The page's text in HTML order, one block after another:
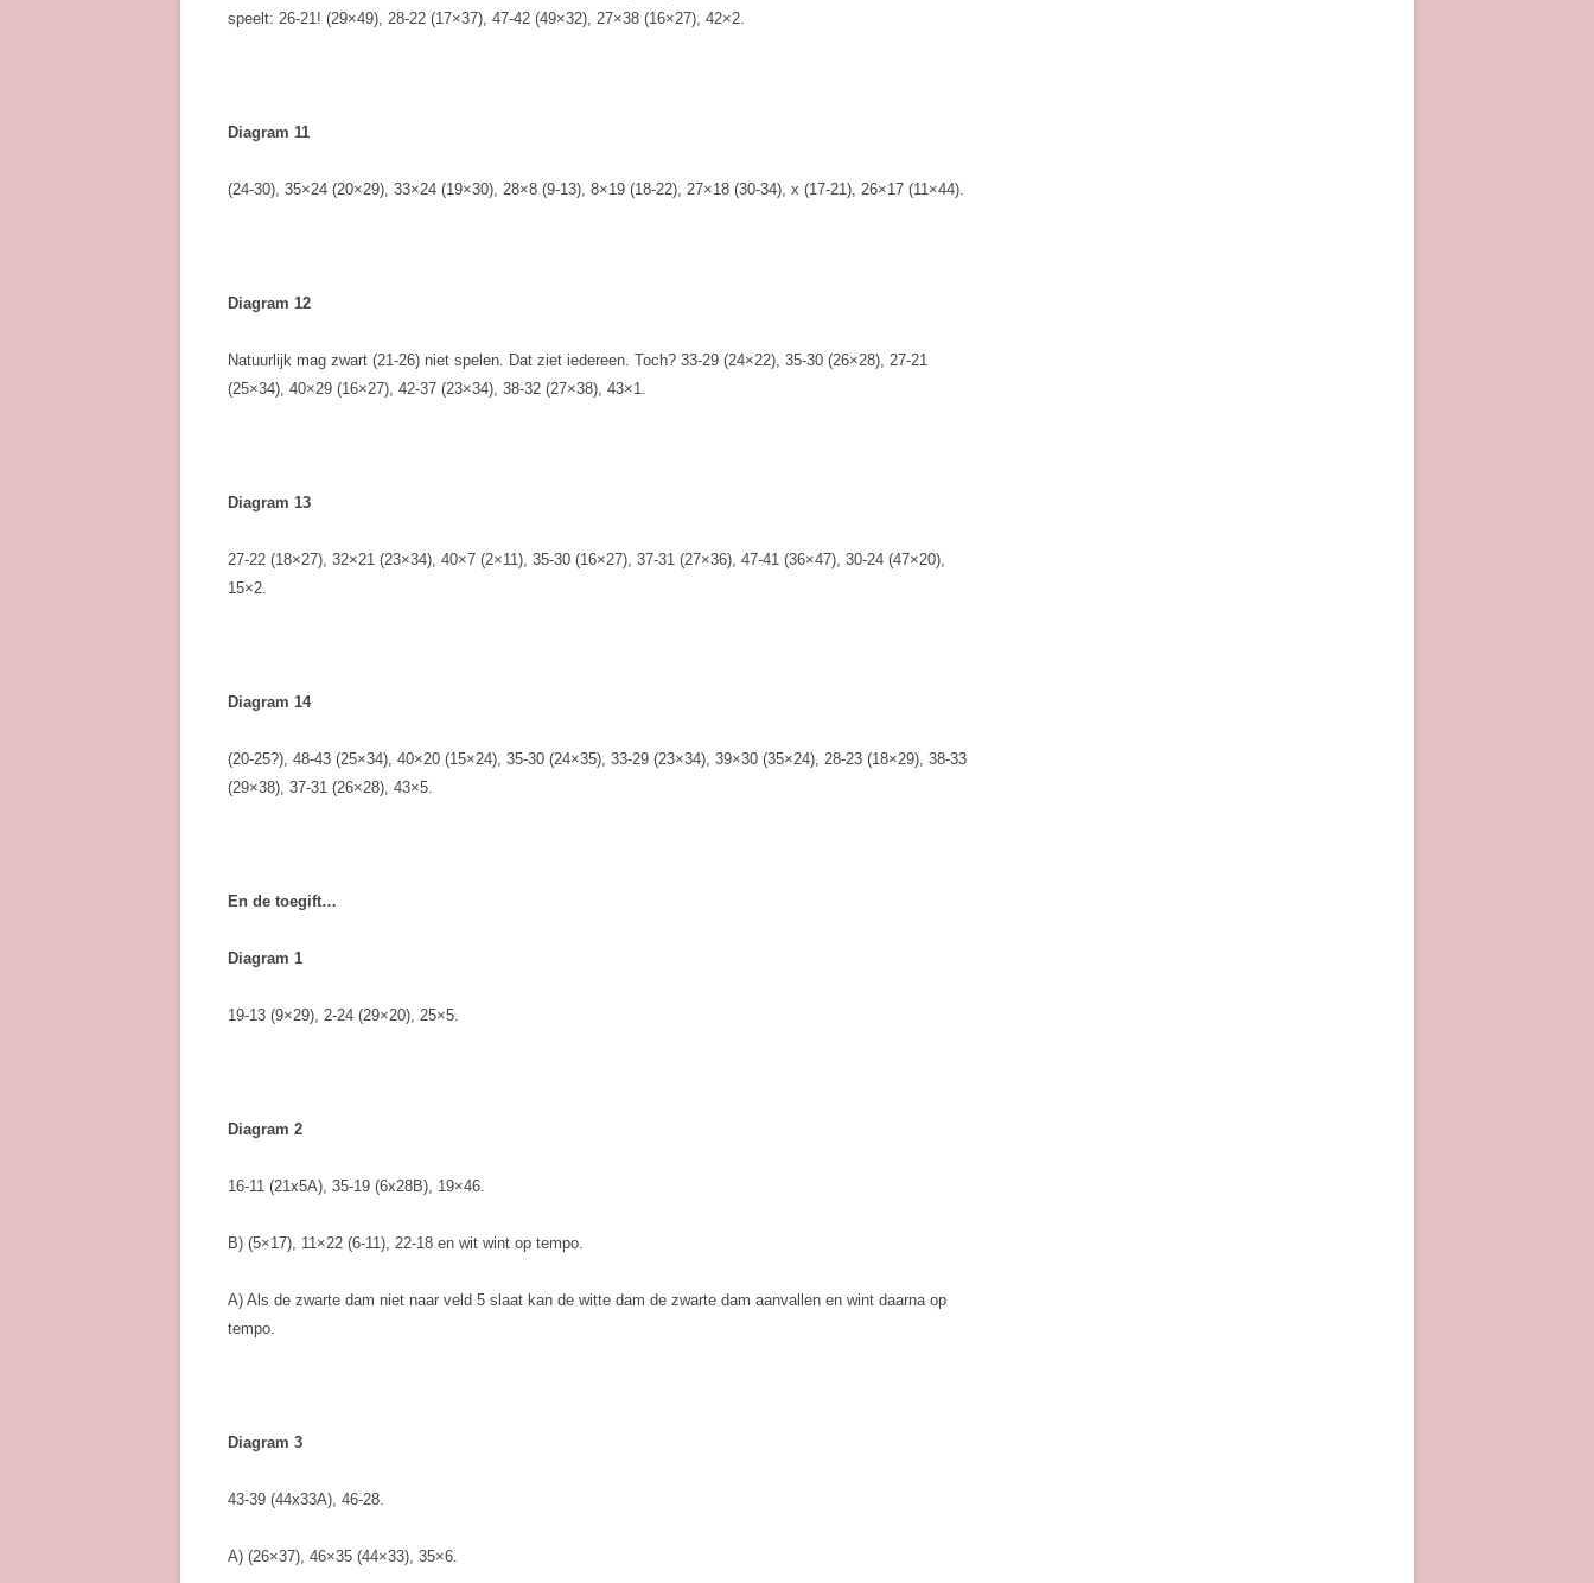
speelt: 26-21! (29×49), 28-22 (17×37), 47-42 (49×32), 27×38 (16×27), 42×2.
Diagram 11
(24-30), 35×24 (20×29), 33×24 (19×30), 28×8 (9-13), 8×19 (18-22), 27×18 (30-34), x (17-21), 26×17 (11×44).
Diagram 12
Natuurlijk mag zwart (21-26) niet spelen. Dat ziet iedereen. Toch? 33-29 (24×22), 35-30 (26×28), 27-21
(25×34), 40×29 (16×27), 42-37 (23×34), 38-32 (27×38), 43×1.
Diagram 13
27-22 (18×27), 32×21 (23×34), 40×7 (2×11), 35-30 (16×27), 37-31 (27×36), 47-41 (36×47), 30-24 (47×20),
15×2.
Diagram 14
(20-25?), 48-43 (25×34), 40×20 (15×24), 35-30 (24×35), 33-29 (23×34), 39×30 (35×24), 28-23 (18×29), 38-33
(29×38), 37-31 (26×28), 43×5.
En de toegift…
Diagram 1
19-13 (9×29), 2-24 (29×20), 25×5.
Diagram 2
16-11 (21x5A), 35-19 (6x28B), 19×46.
B) (5×17), 11×22 (6-11), 22-18 en wit wint op tempo.
A) Als de zwarte dam niet naar veld 5 slaat kan de witte dam de zwarte dam aanvallen en wint daarna op
tempo.
Diagram 3
43-39 (44x33A), 46-28.
A) (26×37), 46×35 (44×33), 35×6.